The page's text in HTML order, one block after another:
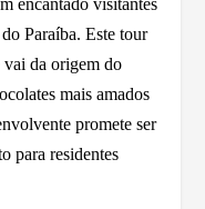
Paraíba. Este tour
vai da origem do
mais amados
promete ser
para residentes